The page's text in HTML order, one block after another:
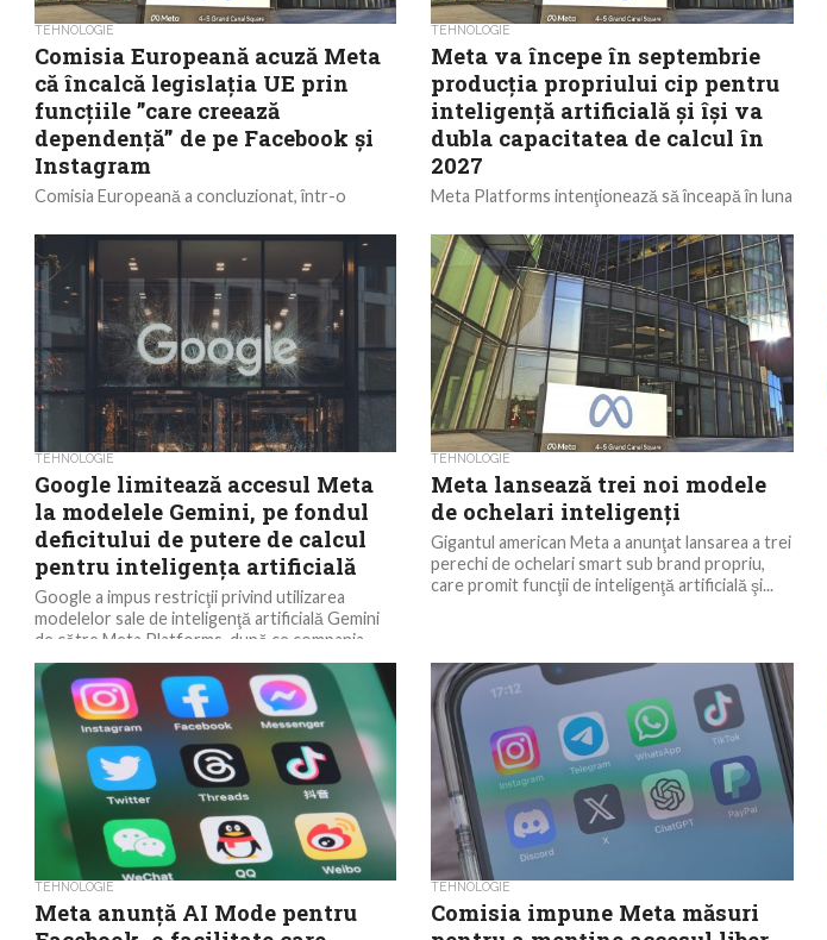
TEHNOLOGIE
Comisia Europeană acuză Meta
că încalcă legislaţia UE prin
funcţiile ”care creează
dependenţă” de pe Facebook şi
Instagram
Comisia Europeană a concluzionat, într-o
încalcă Legea privind serviciile digitale (Digital
Services Act – DSA) prin...
TEHNOLOGIE
Meta va începe în septembrie
producţia propriului cip pentru
inteligenţă artificială şi îşi va
dubla capacitatea de calcul în
2027
Meta Platforms intenţionează să înceapă în luna
inteligenţei artificiale, cu numele de cod Iris, ca
parte a...
TEHNOLOGIE
Google limitează accesul Meta
la modelele Gemini, pe fondul
deficitului de putere de calcul
pentru inteligenţa artificială
Google a impus restricţii privind utilizarea
modelelor sale de inteligenţă artificială Gemini
de către Meta Platforms, după ce compania
condusă de Mark...
TEHNOLOGIE
Meta lansează trei noi modele
de ochelari inteligenţi
Gigantul american Meta a anunţat lansarea a trei
perechi de ochelari smart sub brand propriu,
care promit funcţii de inteligenţă artificială şi...
TEHNOLOGIE
Meta anunţă AI Mode pentru
TEHNOLOGIE
Comisia impune Meta măsuri